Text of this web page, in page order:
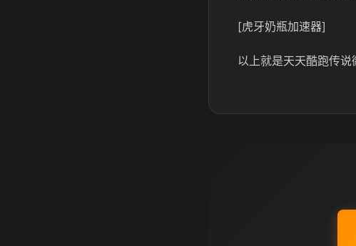
[虎牙奶瓶加速器]
以上就是天天酷跑传说